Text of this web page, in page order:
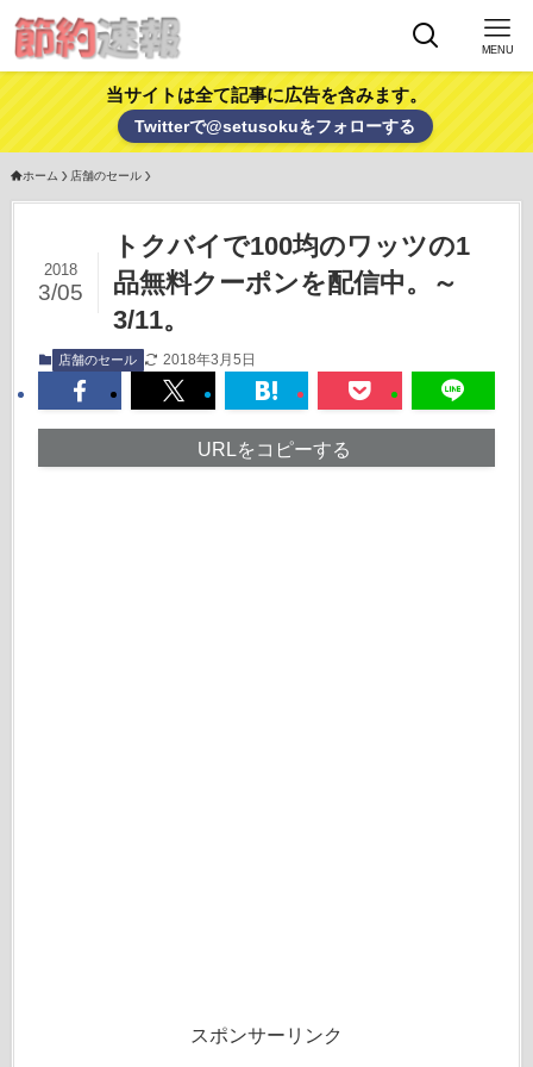
MENU
当サイトは全て記事に広告を含みます。
Twitterで@setusokuをフォローする
ホーム 店舗のセール
トクバイで100均のワッツの1
品無料クーポンを配信中。～
3/11。
2018
3/05
店舗のセール 2018年3月5日
URLをコピーする
スポンサーリンク